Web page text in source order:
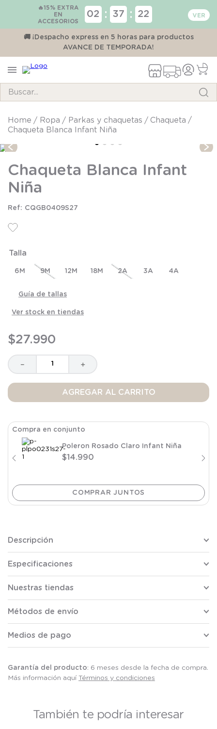
🔥15% EXTRA
EN
ACCESORIOS
02 : 37 : 22
🚚 ¡Despacho express en 5 horas para productos
AVANCE DE TEMPORADA!
ropa parkas y chaquetas
chaqueta
Chaqueta Blanca Infant Niña
Chaqueta Blanca Infant
Niña
CQGB0409S27
Talla
6M 9M 12M 18M 2A 3A 4A
Guía de tallas
Ver stock en tiendas
$27.990
＋
－
AGREGAR AL CARRITO
Compra en conjunto
Poleron Rosado Claro Infant Niña
$14.990
Descripción
Especificaciones
Nuestras tiendas
Métodos de envío
Medios de pago
Garantía del producto: 6 meses desde la fecha de compra.
Más información aquí Términos y condiciones
También te podría interesar
TÉRMINOS MÁS BUSCADOS
3 .
zapatillas
.
body
5
panty
8.
9.
saco